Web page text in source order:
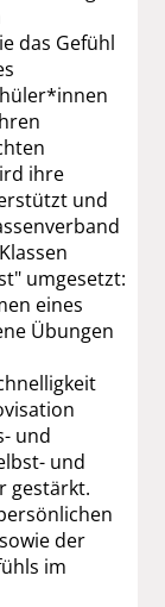
das Gefühl
ihre
und
umgesetzt:
eines
Übungen
und
und
gestärkt.
der
im